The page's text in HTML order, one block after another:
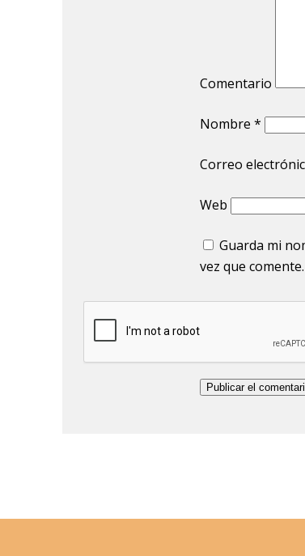
Comentario
Nombre *
Correo
Web
Guarda mi
vez que comente.